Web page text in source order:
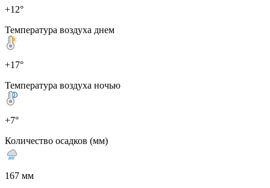
+12°
Температура воздуха днем
+17°
Температура воздуха ночью
+7°
Количество осадков (мм)
167 мм